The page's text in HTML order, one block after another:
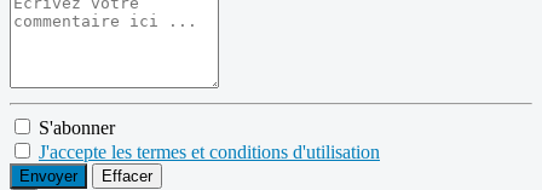
S'abonner
J'accepte les termes et conditions d'utilisation
Envoyer
Effacer